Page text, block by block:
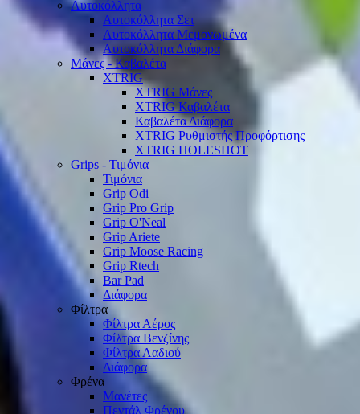
Αυτοκόλλητα
Αυτοκόλλητα Σετ
Αυτοκόλλητα Μεμονωμένα
Αυτοκόλλητα Διάφορα
Μάνες - Καβαλέτα
XTRIG
XTRIG Μάνες
XTRIG Καβαλέτα
Καβαλέτα Διάφορα
XTRIG Ρυθμιστής Προφόρτισης
XTRIG HOLESHOT
Grips - Τιμόνια
Τιμόνια
Grip Odi
Grip Pro Grip
Grip O'Neal
Grip Ariete
Grip Moose Racing
Grip Rtech
Bar Pad
Διάφορα
Φίλτρα
Φίλτρα Αέρος
Φίλτρα Βενζίνης
Φίλτρα Λαδιού
Διάφορα
Φρένα
Μανέτες
Πεντάλ Φρένου